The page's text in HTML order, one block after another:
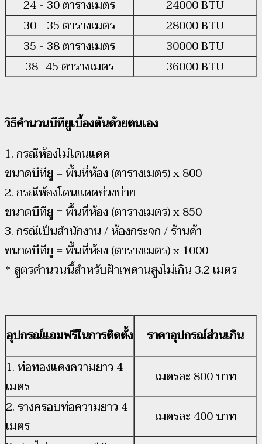
24 - 30 ตารางเมตร
24000 BTU
30 - 35 ตารางเมตร
28000 BTU
35 - 38 ตารางเมตร
30000 BTU
38 -45 ตารางเมตร
36000 BTU
วิธีคำนวนบีทียูเบื้องต้นด้วยตนเอง
1. กรณีห้องไม่โดนแดด
ขนาดบีทียู = พื้นที่ห้อง (ตารางเมตร) x 800
2. กรณีห้องโดนแดดช่วงบ่าย
ขนาดบีทียู = พื้นที่ห้อง (ตารางเมตร) x 850
3. กรณีเป็นสำนักงาน / ห้องกระจก / ร้านค้า
ขนาดบีทียู = พื้นที่ห้อง (ตารางเมตร) x 1000
* สูตรคำนวนนี้สำหรับฝ้าเพดานสูงไม่เกิน 3.2 เมตร
อุปกรณ์แถมฟรีในการติดตั้ง ราคาอุปกรณ์ส่วนเกิน
1. ท่อทองแดงความยาว 4
เมตร
เมตรละ 800 บาท
2. รางครอบท่อความยาว 4
เมตร
เมตรละ 400 บาท